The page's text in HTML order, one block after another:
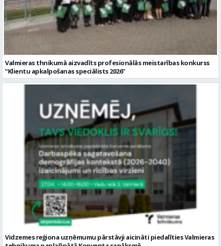
Valmieras thnikumā aizvadīts profesionālās meistarības konkurss
“Klientu apkalpošanas speciālists 2026”
Vidzemes reģiona uzņēmumu pārstāvji aicināti piedalīties Valmieras
tehnikuma paplašinātā Konventa sanāksmē